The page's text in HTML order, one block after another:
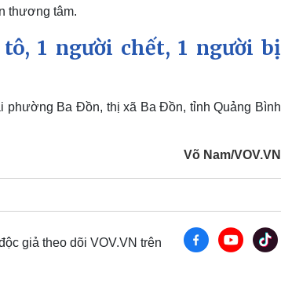
thương tâm.
1 người chết, 1 người bị
phường Ba Đồn, thị xã Ba Đồn, tỉnh Quảng Bình
Võ Nam/VOV.VN
giả theo dõi VOV.VN trên